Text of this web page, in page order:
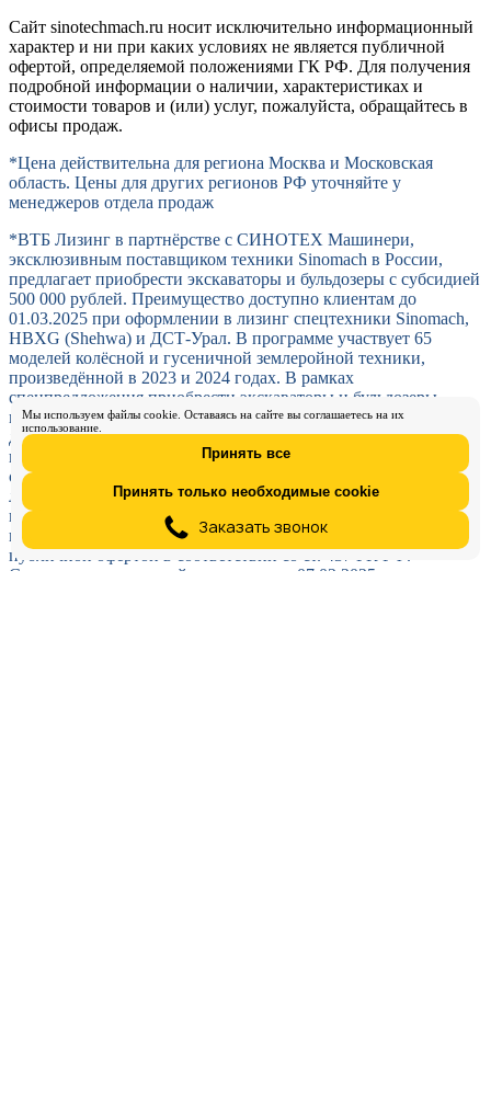
Сайт sinotechmach.ru носит исключительно информационный
характер и ни при каких условиях не является публичной
офертой, определяемой положениями ГК РФ. Для получения
подробной информации о наличии, характеристиках и
стоимости товаров и (или) услуг, пожалуйста, обращайтесь в
офисы продаж.
*Цена действительна для региона Москва и Московская
область. Цены для других регионов РФ уточняйте у
менеджеров отдела продаж
*ВТБ Лизинг в партнёрстве с СИНОТЕХ Машинери,
эксклюзивным поставщиком техники Sinomach в России,
предлагает приобрести экскаваторы и бульдозеры с субсидией
500 000 рублей. Преимущество доступно клиентам до
01.03.2025 при оформлении в лизинг спецтехники Sinomach,
HBXG (Shehwa) и ДСТ-Урал. В программе участвует 65
моделей колёсной и гусеничной землеройной техники,
произведённой в 2023 и 2024 годах. В рамках
спецпредложения приобрести экскаваторы и бульдозеры
можно на гибких условиях: с различными авансами,
длительным сроком лизинга, оптимальными ежемесячными
платежами. Дополнительно компании на ОСН могут
сэкономить на налоге на прибыль и возместить НДС со всех
лизинговых платежей, что позволяет вернуть на баланс
предприятия до 45% от стоимости техники. Указаны
предварительные расчёты, предложение не является
публичной офертой в соответствии со ст. 437 ГК РФ.
Стоимость техники действительна на 07.02.2025.
Мы используем файлы cookie. Оставаясь на сайте вы соглашаетесь на их
использование.
Принять все
Принять только необходимые cookie
Настроить cookie